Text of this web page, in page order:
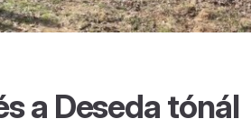
a Deseda tónál